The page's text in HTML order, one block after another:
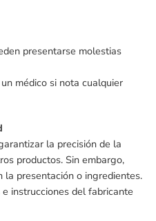
presentarse molestias
médico si nota cualquier
la precisión de la
productos. Sin embargo,
la presentación o ingredientes.
instrucciones del fabricante